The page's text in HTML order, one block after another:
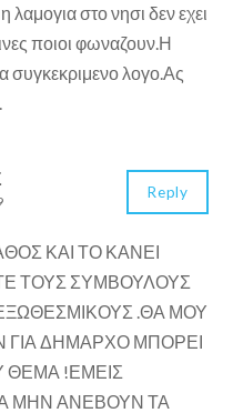
στο νησι δεν εχει
ποιοι φωναζουν.Η
συγκεκριμενο λογο.Ας
ΚΑΙ ΤΟ ΚΑΝΕΙ
ΤΟΥΣ ΣΥΜΒΟΥΛΟΥΣ
.ΘΑ ΜΟΥ
ΓΙΑ ΔΗΜΑΡΧΟ ΜΠΟΡΕΙ
ΘΕΜΑ !ΕΜΕΙΣ
ΜΗΝ ΑΝΕΒΟΥΝ ΤΑ
Reply